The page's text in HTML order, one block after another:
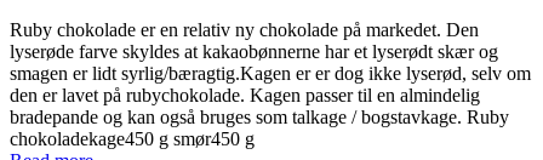
Ruby chokolade er en relativ ny chokolade på markedet. Den
lyserøde farve skyldes at kakaobønnerne har et lyserødt skær og
smagen er lidt syrlig/bæragtig.Kagen er er dog ikke lyserød, selv om
den er lavet på rubychokolade. Kagen passer til en almindelig
bradepande og kan også bruges som talkage / bogstavkage. Ruby
chokoladekage450 g smør450 g